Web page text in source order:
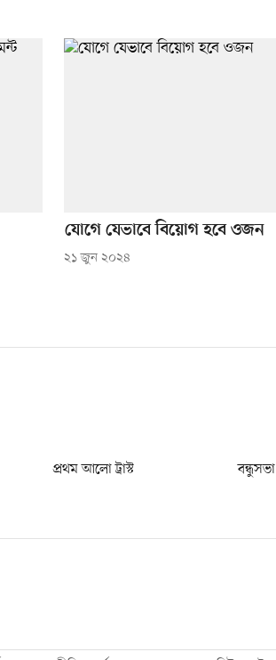
যোগে যেভাবে বিয়োগ হবে ওজন
২১ জুন ২০২৪
প্রথম আলো ট্রাস্ট বন্ধুসভা